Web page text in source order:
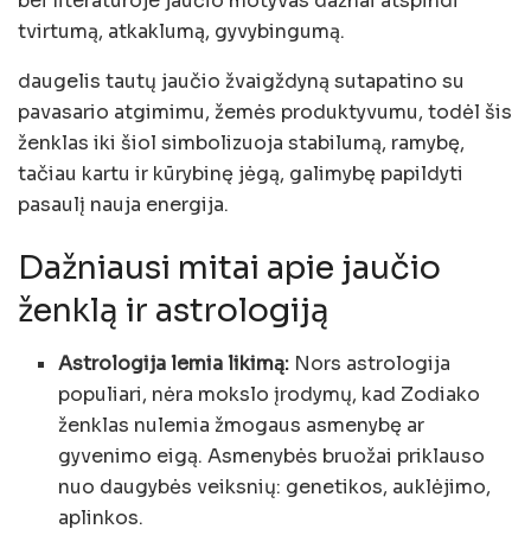
tvirtumą, atkaklumą, gyvybingumą.
daugelis tautų jaučio žvaigždyną sutapatino su
pavasario atgimimu, žemės produktyvumu, todėl šis
ženklas iki šiol simbolizuoja stabilumą, ramybę,
tačiau kartu ir kūrybinę jėgą, galimybę papildyti
pasaulį nauja energija.
Dažniausi mitai apie jaučio
ženklą ir astrologiją
Astrologija lemia likimą: Nors astrologija
populiari, nėra mokslo įrodymų, kad Zodiako
ženklas nulemia žmogaus asmenybę ar
gyvenimo eigą. Asmenybės bruožai priklauso
nuo daugybės veiksnių: genetikos, auklėjimo,
aplinkos.